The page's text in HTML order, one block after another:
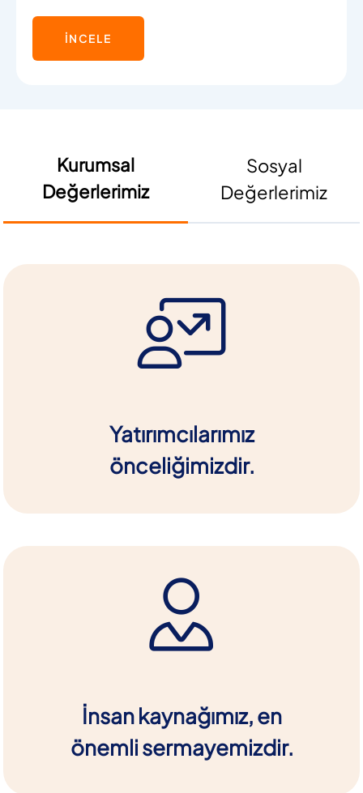
İNCELE
Kurumsal
Değerlerimiz
Sosyal
Değerlerimiz
Yatırımcılarımız
önceliğimizdir.
İnsan kaynağımız, en
önemli sermayemizdir.